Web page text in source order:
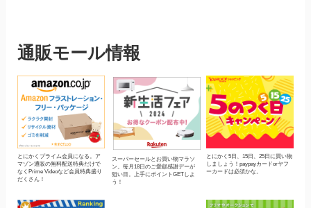
通販モール情報
とにかくプライム会員になる。ア
マゾン通販の無料配送特典だけで
なくPrime Videoなど会員特典盛り
だくさん！
スーパーセールとお買い物マラソ
ン。毎月18日のご愛顧感謝デーが
狙い目。上手にポイントGETしよ
う！
とにかく5日、15日、25日に買い物
しましょう！paypayカードorヤフ
ーカードは必須かな。